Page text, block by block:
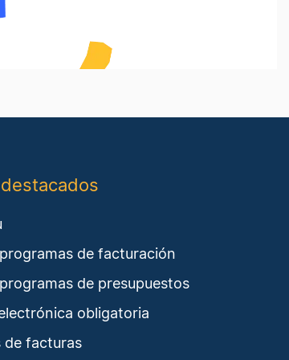
de facturación
de presupuestos
obligatoria
de facturas